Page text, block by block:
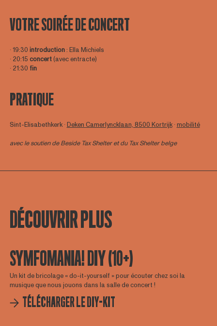
VOTRE SOIRÉE DE CONCERT
∙ 19:30 introduction: Ella Michiels
∙ 20:15 concert(avec entracte)
∙ 21:30 fin
PRATIQUE
Sint-Elisabethkerk ∙Deken Camerlyncklaan, 8500 Kortrijk∙mobilité
avec le soutien deBeside Tax Shelteret du Tax Shelter belge
DÉCOUVRIR PLUS
SYMFOMANIA! DIY (10+)
Un kit de bricolage « do-it-yourself » pour écouter chez soi la
musique que nous jouons dans la salle de concert !
TÉLÉCHARGER LE DIY-KIT